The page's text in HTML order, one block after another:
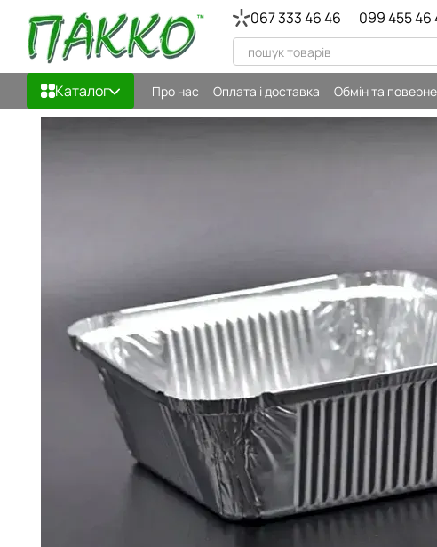
Перейти до основного контенту 067 333 46 46 099 455 46
Каталог Про нас Оплата і доставка Обмін та